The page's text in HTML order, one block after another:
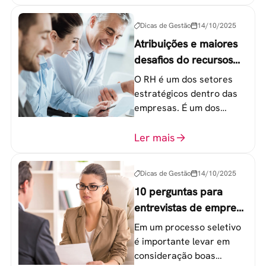
Dicas de Gestão 14/10/2025
Atribuições e maiores
desafios do recursos
humanos em uma
empresa
O RH é um dos setores
estratégicos dentro das
empresas. É um dos
o atingimento das metas
Ler mais
Dicas de Gestão 14/10/2025
10 perguntas para
entrevistas de emprego
que recrutadores não
devem fazer
Em um processo seletivo
é importante levar em
consideração boas